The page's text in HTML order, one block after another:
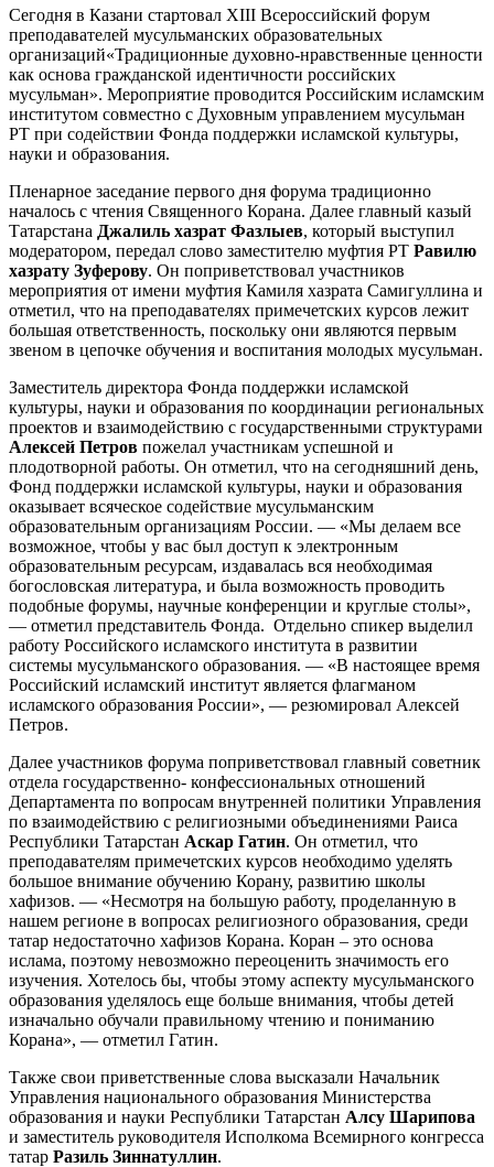
Сегодня в Казани стартовал XIII Всероссийский форум
преподавателей мусульманских образовательных
организаций«Традиционные духовно-нравственные ценности
как основа гражданской идентичности российских
мусульман». Мероприятие проводится Российским исламским
институтом совместно с Духовным управлением мусульман
РТ при содействии Фонда поддержки исламской культуры,
науки и образования.
Пленарное заседание первого дня форума традиционно
началось с чтения Священного Корана. Далее главный казый
Татарстана Джалиль хазрат Фазлыев, который выступил
модератором, передал слово заместителю муфтия РТ Равилю
хазрату Зуферову. Он поприветствовал участников
мероприятия от имени муфтия Камиля хазрата Самигуллина и
отметил, что на преподавателях примечетских курсов лежит
большая ответственность, поскольку они являются первым
звеном в цепочке обучения и воспитания молодых мусульман.
Заместитель директора Фонда поддержки исламской
культуры, науки и образования по координации региональных
проектов и взаимодействию с государственными структурами
Алексей Петров пожелал участникам успешной и
плодотворной работы. Он отметил, что на сегодняшний день,
Фонд поддержки исламской культуры, науки и образования
оказывает всяческое содействие мусульманским
образовательным организациям России. — «Мы делаем все
возможное, чтобы у вас был доступ к электронным
образовательным ресурсам, издавалась вся необходимая
богословская литература, и была возможность проводить
подобные форумы, научные конференции и круглые столы»,
— отметил представитель Фонда. Отдельно спикер выделил
работу Российского исламского института в развитии
системы мусульманского образования. — «В настоящее время
Российский исламский институт является флагманом
исламского образования России», — резюмировал Алексей
Петров.
Далее участников форума поприветствовал главный советник
отдела государственно- конфессиональных отношений
Департамента по вопросам внутренней политики Управления
по взаимодействию с религиозными объединениями Раиса
Республики Татарстан Аскар Гатин. Он отметил, что
преподавателям примечетских курсов необходимо уделять
большое внимание обучению Корану, развитию школы
хафизов. — «Несмотря на большую работу, проделанную в
нашем регионе в вопросах религиозного образования, среди
татар недостаточно хафизов Корана. Коран – это основа
ислама, поэтому невозможно переоценить значимость его
изучения. Хотелось бы, чтобы этому аспекту мусульманского
образования уделялось еще больше внимания, чтобы детей
изначально обучали правильному чтению и пониманию
Корана», — отметил Гатин.
Также свои приветственные слова высказали Начальник
Управления национального образования Министерства
образования и науки Республики Татарстан Алсу Шарипова
и заместитель руководителя Исполкома Всемирного конгресса
татар Разиль Зиннатуллин.